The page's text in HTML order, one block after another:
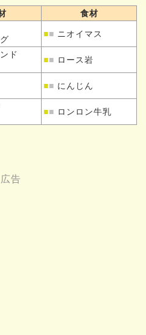
食材
■■ ニオイマス
ド
■■ ロース岩
■■ にんじん
■■ ロンロン牛乳